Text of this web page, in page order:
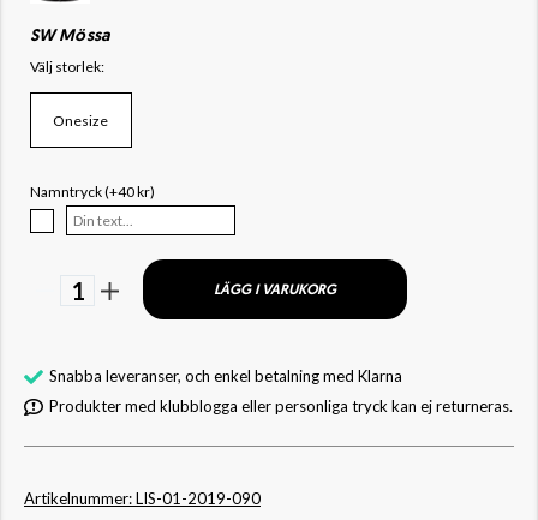
SW Mössa
Välj storlek:
Onesize
Namntryck (+40 kr)
1 LÄGG I VARUKORG
Snabba leveranser, och enkel betalning med Klarna
Produkter med klubblogga eller personliga tryck kan ej returneras.
Artikelnummer: LIS-01-2019-090